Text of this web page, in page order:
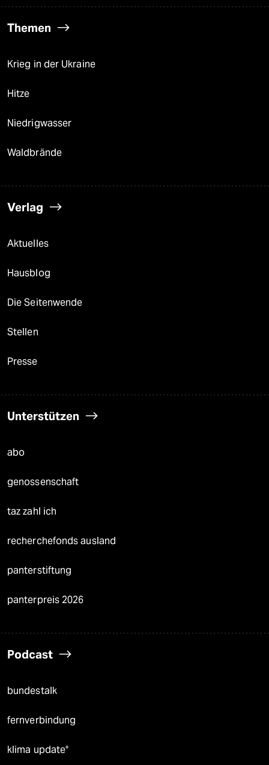
Themen
Krieg in der Ukraine
Hitze
Niedrigwasser
Waldbrände
Verlag
Aktuelles
Hausblog
Die Seitenwende
Stellen
Presse
Unterstützen
abo
genossenschaft
taz zahl ich
recherchefonds ausland
panterstiftung
panterpreis 2026
Podcast
bundestalk
fernverbindung
klima update°